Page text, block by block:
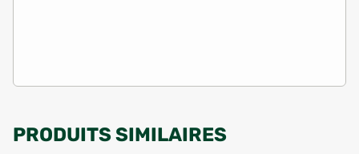
PRODUITS SIMILAIRES